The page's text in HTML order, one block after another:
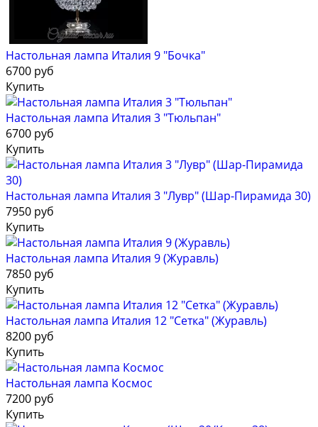
Настольная лампа Италия 9 "Бочка"
6700 руб
Купить
Настольная лампа Италия 3 "Тюльпан"
6700 руб
Купить
Настольная лампа Италия 3 "Лувр" (Шар-Пирамида 30)
7950 руб
Купить
Настольная лампа Италия 9 (Журавль)
7850 руб
Купить
Настольная лампа Италия 12 "Сетка" (Журавль)
8200 руб
Купить
Настольная лампа Космос
7200 руб
Купить